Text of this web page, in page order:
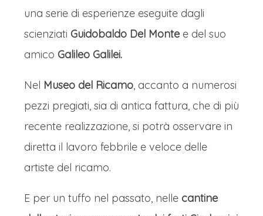
una serie di esperienze eseguite dagli
scienziati Guidobaldo Del Monte e del suo
amico Galileo Galilei.
Nel Museo del Ricamo, accanto a numerosi
pezzi pregiati, sia di antica fattura, che di più
recente realizzazione, si potrà osservare in
diretta il lavoro febbrile e veloce delle
artiste del ricamo.
E per un tuffo nel passato, nelle cantine